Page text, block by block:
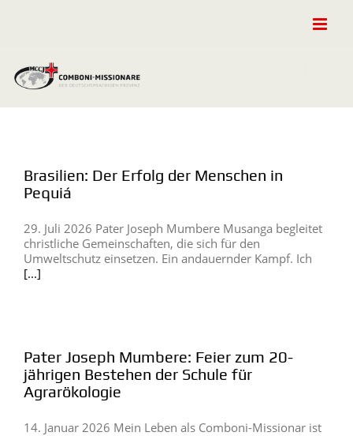
Brasilien: Der Erfolg der Menschen in
Pequiá
29. Juli 2026 Pater Joseph Mumbere Musanga begleitet
christliche Gemeinschaften, die sich für den
Umweltschutz einsetzen. Ein andauernder Kampf. Ich
[...]
Pater Joseph Mumbere: Feier zum 20-
jährigen Bestehen der Schule für
Agrarökologie
14. Januar 2026 Mein Leben als Comboni-Missionar ist